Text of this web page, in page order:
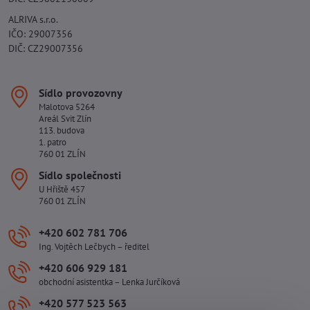
ALRIVA s.r.o.
IČO: 29007356
DIČ: CZ29007356
Sídlo provozovny
Malotova 5264
Areál Svit Zlín
113. budova
1. patro
760 01 ZLÍN
Sídlo společnosti
U Hřiště 457
760 01 ZLÍN
+420 602 781 706
Ing. Vojtěch Lečbych – ředitel
+420 606 929 181
obchodní asistentka – Lenka Jurčíková
+420 577 523 563